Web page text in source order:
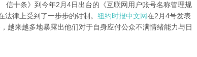
信十条》到今年2月4日出台的《互联网用户账号名称管理规
律上受到了一步步的钳制。 纽约时报中文网在2月4号发表
越来越多地暴露出他们对于自身应付公众不满情绪能力与日